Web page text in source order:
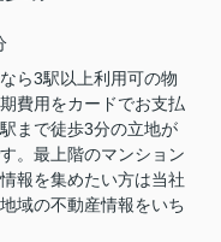
ら3駅以上利用可の物
費用をカードでお支払
まで徒歩3分の立地が
。最上階のマンション
報を集めたい方は当社
域の不動産情報をいち